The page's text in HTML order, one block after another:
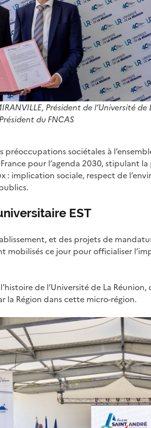
Président de l’Université de
du FNCAS
préoccupations sociétales à
pour l’agenda 2030, stipulant
: implication sociale, respect de
EST
et des projets de
mobilisés ce jour pour officialiser
de l’Université de La
la Région dans cette micro-région.